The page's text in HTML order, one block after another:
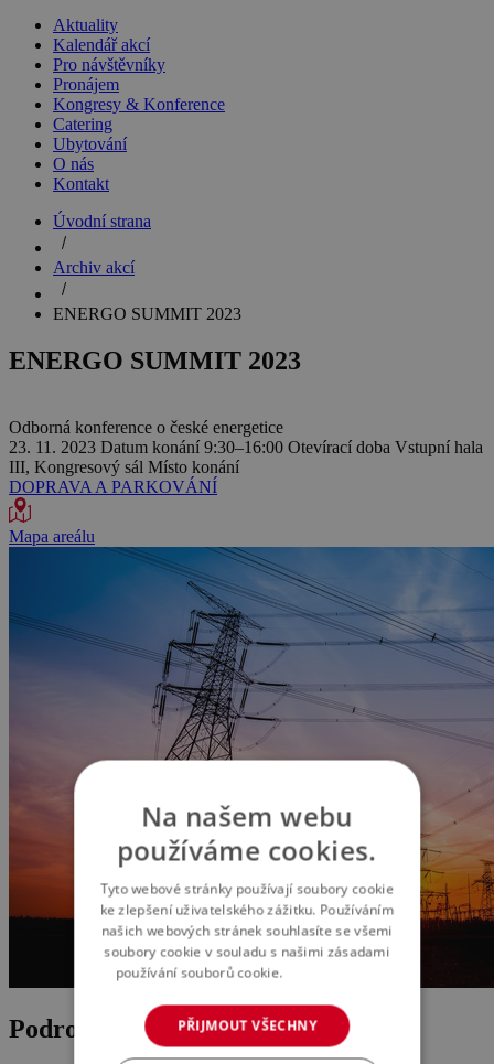
Aktuality
Kalendář akcí
Pro návštěvníky
Pronájem
Kongresy & Konference
Catering
Ubytování
O nás
Kontakt
Úvodní strana
Archiv akcí
ENERGO SUMMIT 2023
ENERGO SUMMIT 2023
Odborná konference o české energetice
23. 11. 2023 Datum konání 9:30–16:00 Otevírací doba Vstupní hala
III, Kongresový sál Místo konání
DOPRAVA A PARKOVÁNÍ
Mapa areálu
Podrobnosti o akci
Na našem webu
používáme cookies.
Tyto webové stránky používají soubory cookie
ke zlepšení uživatelského zážitku. Používáním
našich webových stránek souhlasíte se všemi
soubory cookie v souladu s našimi zásadami
používání souborů cookie.
PŘIJMOUT VŠECHNY